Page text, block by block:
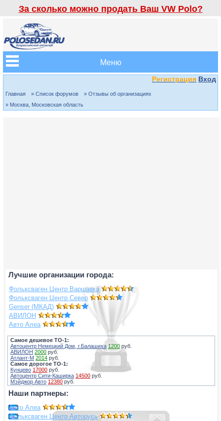
За сколько можно продать Ваш VW Polo?
Меню
Регистрация Вход
Главная » Список форумов
» Отзывы об организациях
» Москва, Московская область
Лучшие организации города:
Фольксваген Центр Варшавка
Фольксваген Центр Север
Genser (МКАД)
АВИЛОН
Авто Алеа
Самое дешевое ТО-1:
Автоцентр Немецкий Дом, г.Балашиха 1200 руб.
АВИЛОН 2000 руб.
Атлант-М 2014 руб.
Самое дорогое ТО-1:
Кунцево 17000 руб.
Автоцентр Сити-Каширка 14500 руб.
Мэйджор Авто 12380 руб.
Наши партнеры:
Авто Алеа
Фольксваген Центр Авторусь